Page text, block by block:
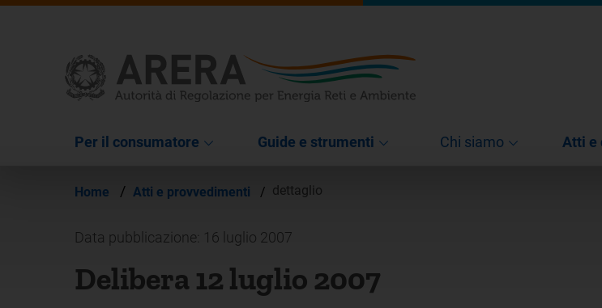
Per il consumatore Guide e strumenti Chi siamo Atti e
Home / Atti e provvedimenti / dettaglio
Data pubblicazione: 16 luglio 2007
Delibera 12 luglio 2007